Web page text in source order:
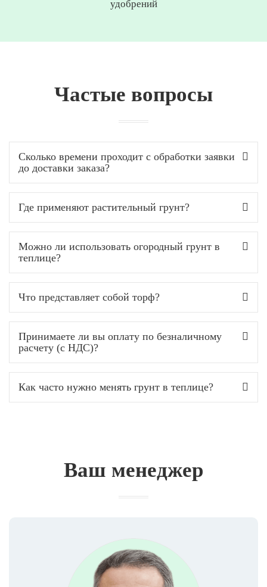
удобрений
Частые вопросы
Сколько времени проходит с обработки заявки
до доставки заказа?
Где применяют растительный грунт?
Можно ли использовать огородный грунт в
теплице?
Что представляет собой торф?
Принимаете ли вы оплату по безналичному
расчету (с НДС)?
Как часто нужно менять грунт в теплице?
Ваш менеджер